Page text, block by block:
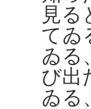
見る
てゐ
ゐる
び出
ゐる